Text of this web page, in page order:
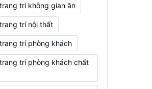
trí không gian ăn
trí nội thất
trí phòng khách
trí phòng khách chất